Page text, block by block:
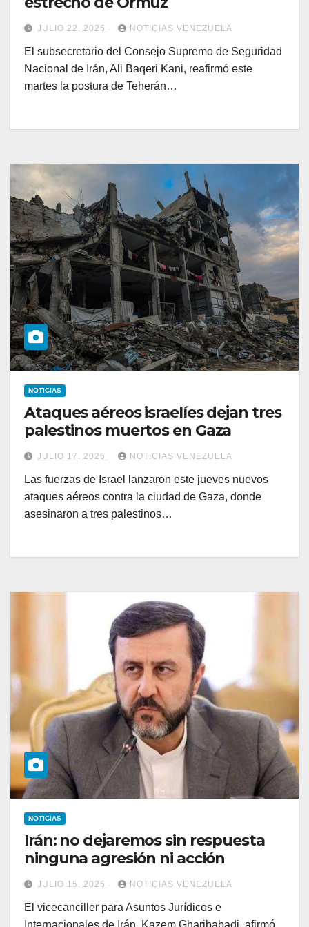
JULIO 22, 2026 NOTICIAS VENEZUELA
El subsecretario del Consejo Supremo de Seguridad
Nacional de Irán, Ali Baqeri Kani, reafirmó este
martes la postura de Teherán…
NOTICIAS
Ataques aéreos israelíes dejan tres
palestinos muertos en Gaza
JULIO 17, 2026 NOTICIAS VENEZUELA
Las fuerzas de Israel lanzaron este jueves nuevos
ataques aéreos contra la ciudad de Gaza, donde
asesinaron a tres palestinos…
NOTICIAS
Irán: no dejaremos sin respuesta
ninguna agresión ni acción
JULIO 15, 2026 NOTICIAS VENEZUELA
El vicecanciller para Asuntos Jurídicos e